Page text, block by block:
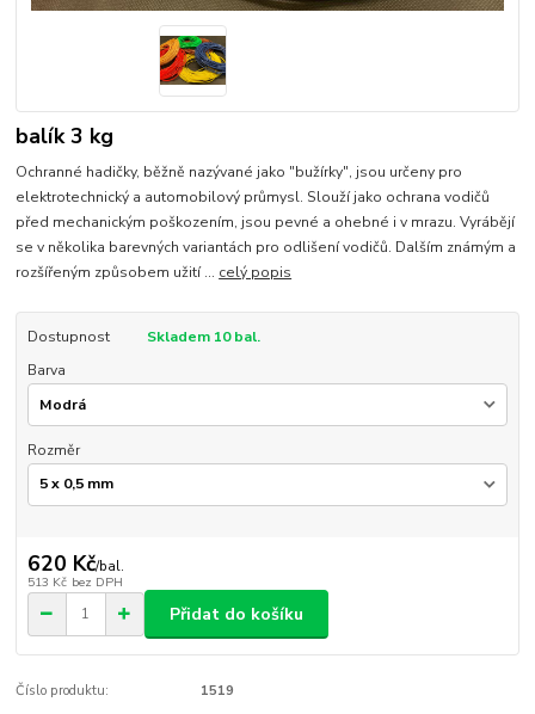
balík 3 kg
Ochranné hadičky, běžně nazývané jako "bužírky", jsou určeny pro
elektrotechnický a automobilový průmysl. Slouží jako ochrana vodičů
před mechanickým poškozením, jsou pevné a ohebné i v mrazu. Vyrábějí
se v několika barevných variantách pro odlišení vodičů. Dalším známým a
rozšířeným způsobem užití ... celý popis
Dostupnost
Skladem 10 bal.
Barva
Rozměr
620 Kč/bal.
513 Kč bez DPH
Přidat do košíku
Číslo produktu: 1519